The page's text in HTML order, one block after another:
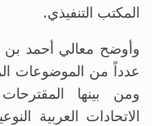
المكتب التنفيذي.
وأوضح معالي أحمد بن
عدداً من الموضوعات
ومن بينها
الاتحادات العربية